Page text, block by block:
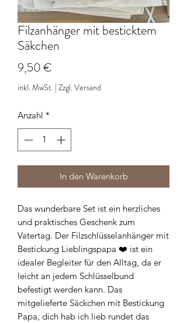
Filzanhänger mit besticktem
Säkchen
9,50 €
inkl. MwSt. | Zzgl. Versand
Anzahl *
In den Warenkorb
Das wunderbare Set ist ein herzliches
und praktisches Geschenk zum
Vatertag. Der Filzschlüsselanhänger mit
Bestickung Lieblingspapa ❤️ ist ein
idealer Begleiter für den Alltag, da er
leicht an jedem Schlüsselbund
befestigt werden kann. Das
mitgelieferte Säckchen mit Bestickung
Papa, dich hab ich lieb rundet das